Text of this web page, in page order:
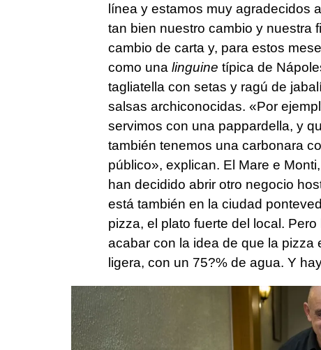
línea y estamos muy agradecidos
tan bien nuestro cambio y nuestra
cambio de carta y, para estos
como una linguine típica de
tagliatella con setas y ragú de
salsas archiconocidas. «Por
servimos con una pappardella, y
también tenemos una carbonara
público», explican. El Mare e
han decidido abrir otro negocio
está también en la ciudad
pizza, el plato fuerte del local.
acabar con la idea de que la pizza
ligera, con un 75?% de agua. Y